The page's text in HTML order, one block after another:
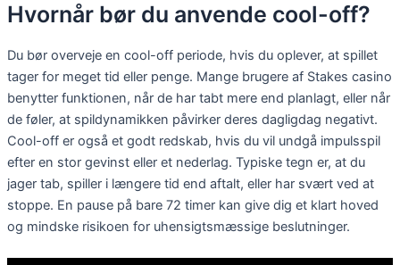
Hvornår bør du anvende cool-off?
Du bør overveje en cool-off periode, hvis du oplever, at spillet
tager for meget tid eller penge. Mange brugere af Stakes casino
benytter funktionen, når de har tabt mere end planlagt, eller når
de føler, at spildynamikken påvirker deres dagligdag negativt.
Cool-off er også et godt redskab, hvis du vil undgå impulsspil
efter en stor gevinst eller et nederlag. Typiske tegn er, at du
jager tab, spiller i længere tid end aftalt, eller har svært ved at
stoppe. En pause på bare 72 timer kan give dig et klart hoved
og mindske risikoen for uhensigtsmæssige beslutninger.